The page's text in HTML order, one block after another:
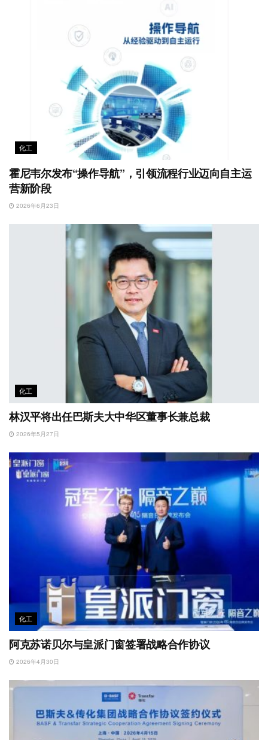
化工
霍尼韦尔发布“操作导航”，引领流程行业迈向自主运
营新阶段
2026年6月23日
化工
林汉平将出任巴斯夫大中华区董事长兼总裁
2026年5月27日
化工
阿克苏诺贝尔与皇派门窗签署战略合作协议
2026年4月30日